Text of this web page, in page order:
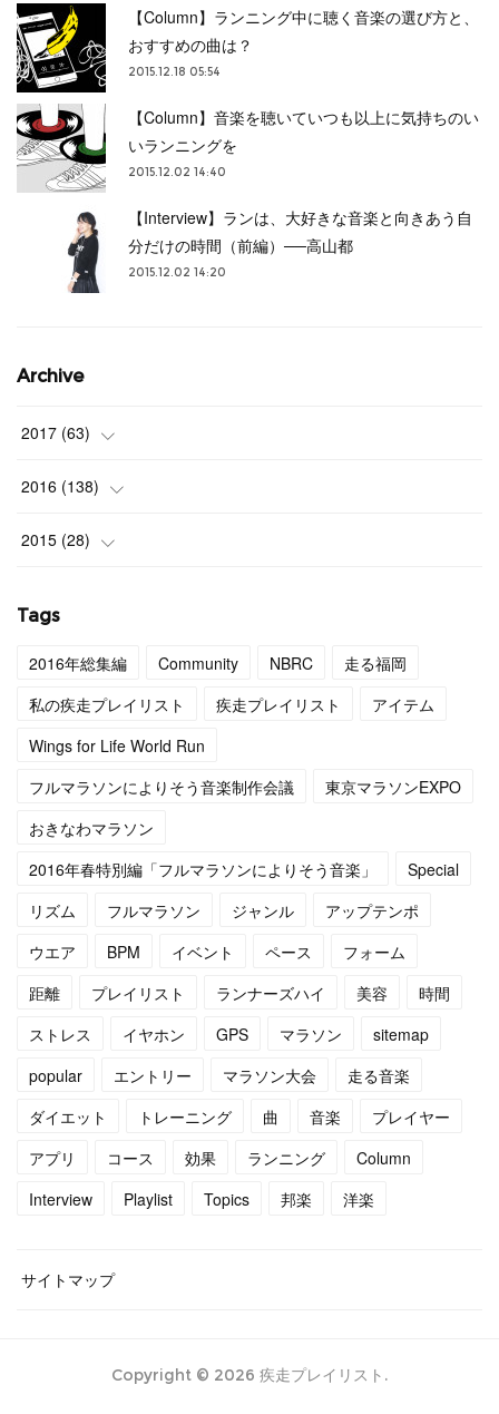
【Column】ランニング中に聴く音楽の選び方と、
おすすめの曲は？
2015.12.18 05:54
【Column】音楽を聴いていつも以上に気持ちのい
いランニングを
2015.12.02 14:40
【Interview】ランは、大好きな音楽と向きあう自
分だけの時間（前編）──高山都
2015.12.02 14:20
Archive
2017 (63)
(3)
(4)
( 4)
(4)
( 5)
(
15
2016 (138)
(9)
11
( 12)
( 13 )
(
)
2015 (28)
Tags
2016年総集編 Community NBRC
走る福岡
私の疾走プレイリスト
疾走プレイリスト
アイテム
Wings for Life World Run
フルマラソンによりそう音楽制作会議
東京マラソンEXPO
おきなわマラソン
2016年春特別編「フルマラソンによりそう音楽」
Special
リズム
フルマラソン ジャンル
アップテンポ
ウエア
BPM イベント ペース
フォーム
距離
プレイリスト ランナーズハイ 美容
時間
ストレス
イヤホン GPS マラソン
sitemap
popular
エントリー マラソン大会
走る音楽
ダイエット
トレーニング 曲 音楽
プレイヤー
アプリ
コース 効果 ランニング
Column
Interview
Playlist Topics 邦楽 洋楽
サイトマップ
Copyright © 2026 疾走プレイリスト .